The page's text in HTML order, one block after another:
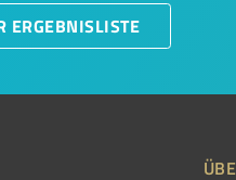
ERGEBNISLISTE